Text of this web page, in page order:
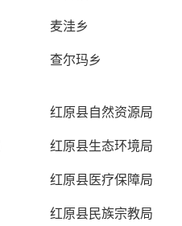
麦洼乡
查尔玛乡
红原县自然资源局
红原县生态环境局
红原县医疗保障局
红原县民族宗教局